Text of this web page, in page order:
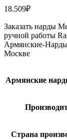
18.509₽
Заказать нарды
ручной работы
Армянские-
Москве
Армянские
Страна